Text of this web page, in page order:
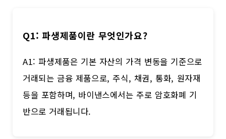
Q1: 파생제품이란 무엇인가요?
A1: 파생제품은 기본 자산의 가격 변동을 기준으로
거래되는 금융 제품으로, 주식, 채권, 통화, 원자재
등을 포함하며, 바이낸스에서는 주로 암호화폐 기
반으로 거래됩니다.